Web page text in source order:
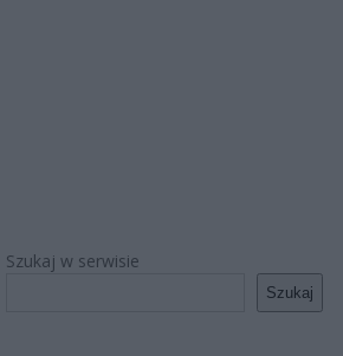
Szukaj w serwisie
Szukaj